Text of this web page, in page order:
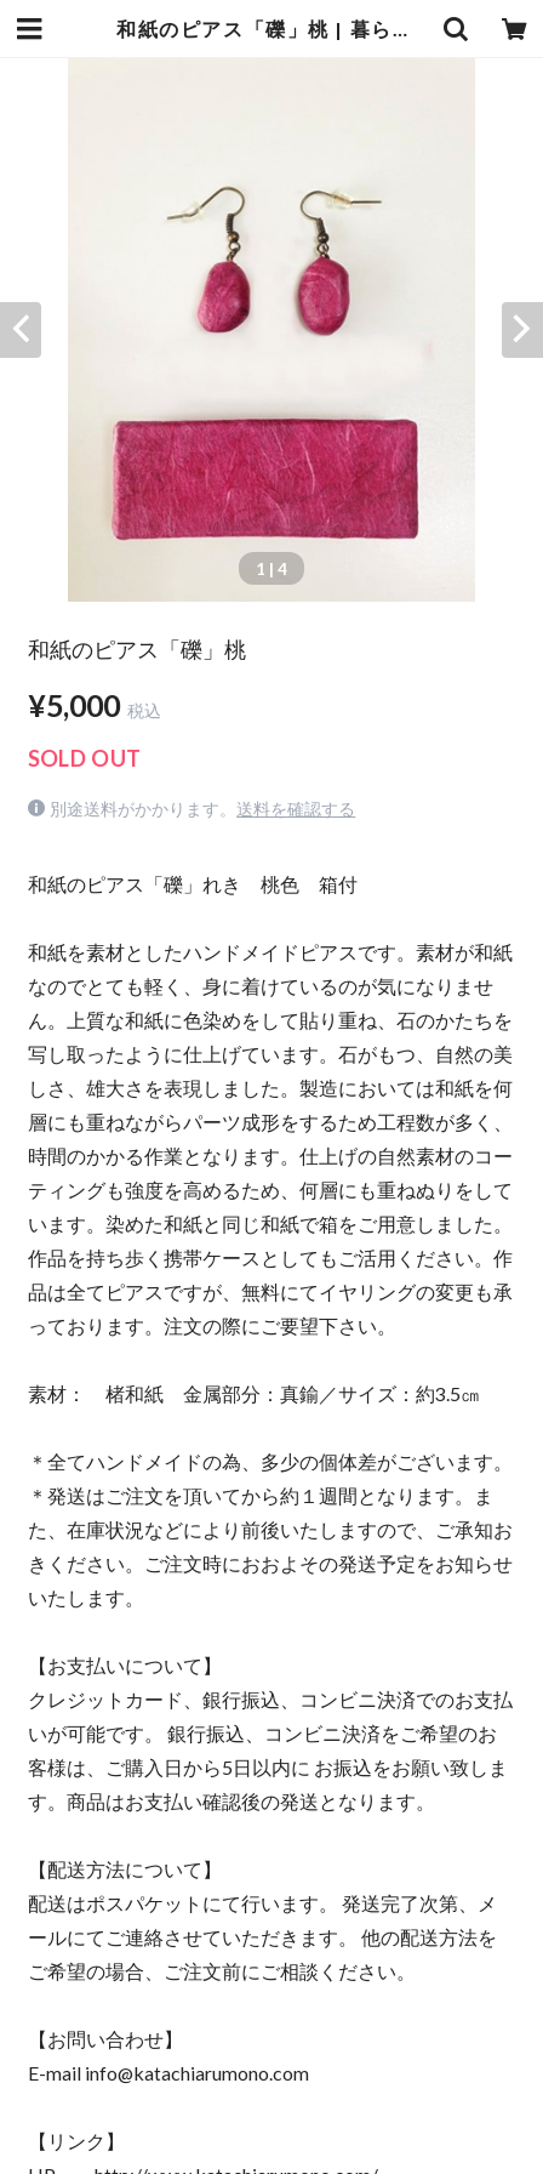
和紙のピアス「礫」桃 | 暮らしの中の和紙のかたち
1 | 4
和紙のピアス「礫」桃
¥5,000 税込
SOLD OUT
別途送料がかかります。 送料を確認する
和紙のピアス「礫」れき 桃色 箱付
和紙を素材としたハンドメイドピアスです。素材が和紙
なのでとても軽く、身に着けているのが気になりませ
ん。上質な和紙に色染めをして貼り重ね、石のかたちを
写し取ったように仕上げています。石がもつ、自然の美
しさ、雄大さを表現しました。製造においては和紙を何
層にも重ねながらパーツ成形をするため工程数が多く、
時間のかかる作業となります。仕上げの自然素材のコー
ティングも強度を高めるため、何層にも重ねぬりをして
います。染めた和紙と同じ和紙で箱をご用意しました。
作品を持ち歩く携帯ケースとしてもご活用ください。作
品は全てピアスですが、無料にてイヤリングの変更も承
っております。注文の際にご要望下さい。
素材： 楮和紙 金属部分：真鍮／サイズ：約3.5㎝
＊全てハンドメイドの為、多少の個体差がございます。
＊発送はご注文を頂いてから約１週間となります。ま
た、在庫状況などにより前後いたしますので、ご承知お
きください。ご注文時におおよその発送予定をお知らせ
いたします。
【お支払いについて】
クレジットカード、銀行振込、コンビニ決済でのお支払
いが可能です。 銀行振込、コンビニ決済をご希望のお
客様は、ご購入日から5日以内に お振込をお願い致しま
す。商品はお支払い確認後の発送となります。
【配送方法について】
配送はポスパケットにて行います。 発送完了次第、メ
ールにてご連絡させていただきます。 他の配送方法を
ご希望の場合、ご注文前にご相談ください。
【お問い合わせ】
E-mail info@katachiarumono.com
【リンク】